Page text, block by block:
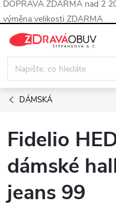
DOPRAVA ZDARMA nad 2
výměna velikosti ZDARMA
Přejít
obsah
DÁMSKÁ
Fidelio
dámské
jeans 99